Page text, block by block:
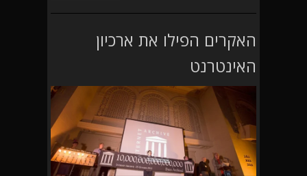
האקרים הפילו את ארכיון
האינטרנט